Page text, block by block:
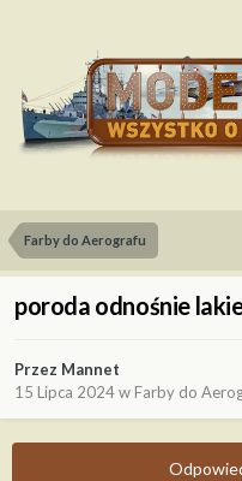
Farby do Aerografu
poroda odnośnie
Przez Mannet
15 Lipca 2024w Farby do